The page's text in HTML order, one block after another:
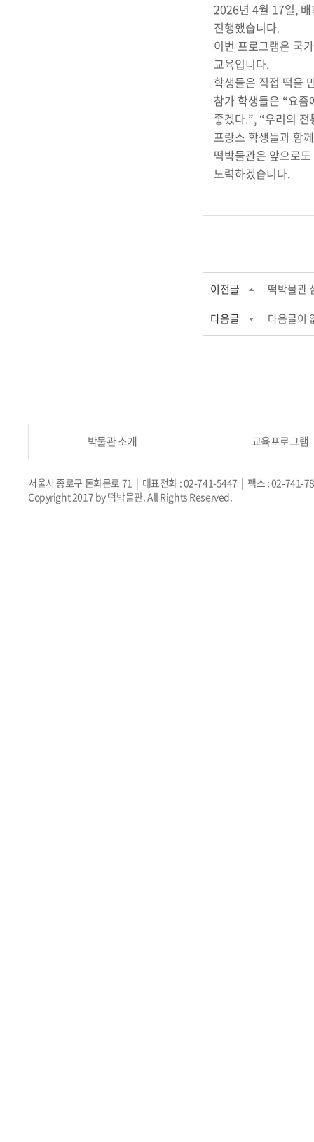
2026년 4월 17일, 배
진행했습니다.
이번 프로그램은 국
교육입니다.
학생들은 직접 떡을
참가 학생들은 “요
좋겠다.”, “우리의
프랑스 학생들과 함
떡박물관은 앞으로
노력하겠습니다.
이전글
떡박물관
다음글
다음글이
박물관 소개 교육프로그램
서울시 종로구 돈화문로 71 | 대표전화 : 02-741-5447 | 팩스 : 02-741-
Copyright 2017 by 떡박물관. All Rights Reserved.